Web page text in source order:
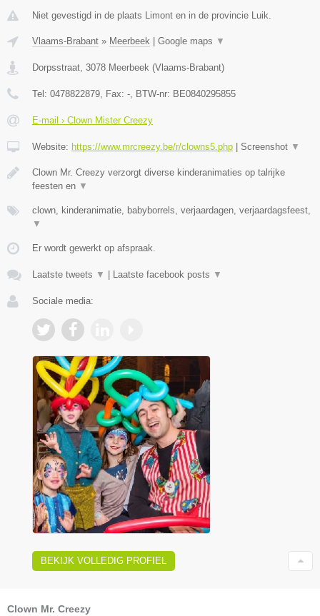
Niet gevestigd in de plaats Limont en in de provincie Luik.
Vlaams-Brabant » Meerbeek Google maps ▼
Dorpsstraat, 3078 Meerbeek (Vlaams-Brabant)
Tel: 0478822879, Fax: -, BTW-nr: BE0840295855
E-mail › Clown Mister Creezy
Website: https://www.mrcreezy.be/r/clowns5.php Screenshot ▼
Clown Mr. Creezy verzorgt diverse kinderanimaties op talrijke
feesten en ▼
clown, kinderanimatie, babyborrels, verjaardagen, verjaardagsfeest,
▼
Er wordt gewerkt op afspraak.
Laatste tweets ▼ Laatste facebook posts ▼
Sociale media:
BEKIJK VOLLEDIG PROFIEL
Clown Mr. Creezy